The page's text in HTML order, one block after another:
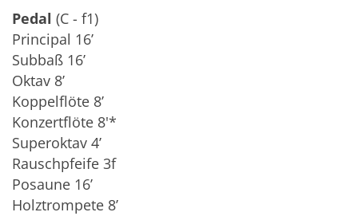
Pedal (C - f1)
Principal 16’
Subbaß 16’
Oktav 8’
Koppelflöte 8’
Konzertflöte 8'*
Superoktav 4’
Rauschpfeife 3f
Posaune 16’
Holztrompete 8’